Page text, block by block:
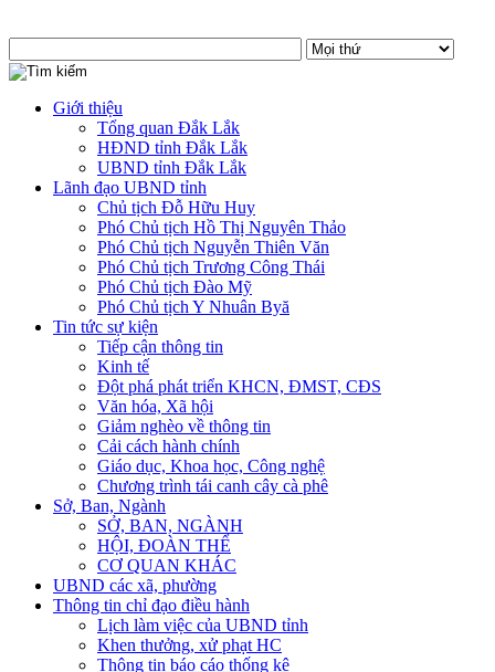
Giới thiệu
Tổng quan Đắk Lắk
HĐND tỉnh Đắk Lắk
UBND tỉnh Đắk Lắk
Lãnh đạo UBND tỉnh
Chủ tịch Đỗ Hữu Huy
Phó Chủ tịch Hồ Thị Nguyên Thảo
Phó Chủ tịch Nguyễn Thiên Văn
Phó Chủ tịch Trương Công Thái
Phó Chủ tịch Đào Mỹ
Phó Chủ tịch Y Nhuân Byă
Tin tức sự kiện
Tiếp cận thông tin
Kinh tế
Đột phá phát triển KHCN, ĐMST, CĐS
Văn hóa, Xã hội
Giảm nghèo về thông tin
Cải cách hành chính
Giáo dục, Khoa học, Công nghệ
Chương trình tái canh cây cà phê
Sở, Ban, Ngành
SỞ, BAN, NGÀNH
HỘI, ĐOÀN THỂ
CƠ QUAN KHÁC
UBND các xã, phường
Thông tin chỉ đạo điều hành
Lịch làm việc của UBND tỉnh
Khen thưởng, xử phạt HC
Thông tin báo cáo thống kê